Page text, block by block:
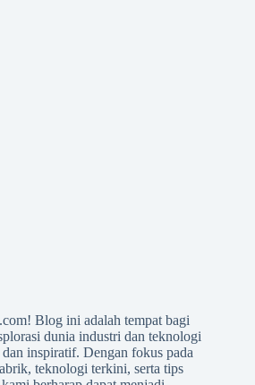
! Blog ini adalah tempat bagi
dunia industri dan teknologi
inspiratif. Dengan fokus pada
teknologi terkini, serta tips